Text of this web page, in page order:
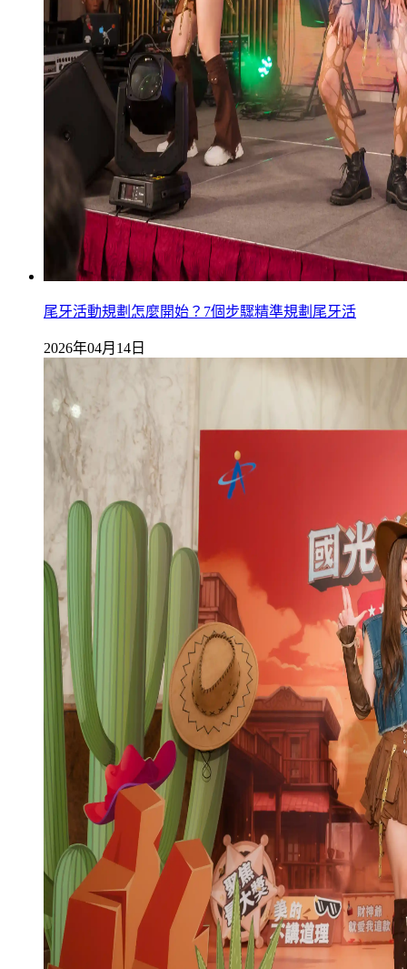
尾牙活動規劃怎麼開始？7個步驟精準規劃尾牙活
2026年04月14日